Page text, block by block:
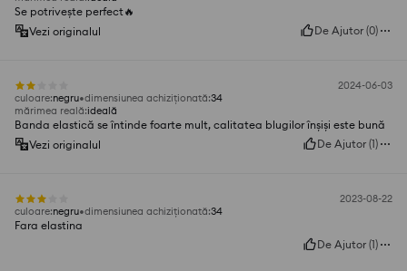
Se potrivește perfect🔥
Vezi originalul
De Ajutor (0)
2024-06-03
culoare:negru dimensiunea achiziționată:34
mărimea reală:ideală
Banda elastică se întinde foarte mult, calitatea blugilor înșiși este bună
Vezi originalul
De Ajutor (1)
2023-08-22
culoare:negru dimensiunea achiziționată:34
Fara elastina
De Ajutor (1)